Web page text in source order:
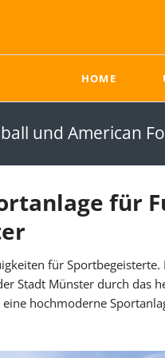
HOME
von Kunstrasen
& Recycling
von Kunstrasen
von
und American
für
für
Stadt Münster durch das
hochmoderne